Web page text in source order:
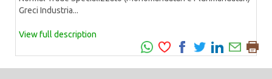
Greci Industria...
View full description